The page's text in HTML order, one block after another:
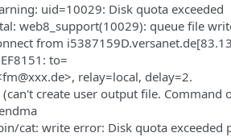
uid=10029: Disk quota exceeded
web8_support(10029): queue file
from
to=
relay=local, delay=2.
create user output file. Command
cat: write error: Disk quota exceeded